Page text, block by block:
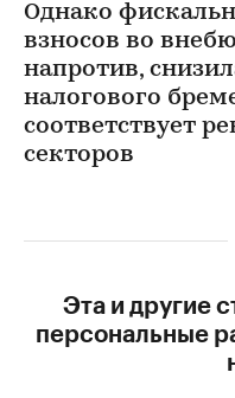
Однако
взносов во
напротив,
налогового
соответствует
секторов
Эта и другие
персональные